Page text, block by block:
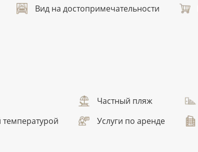
Вид на достопримечательности
Частный пляж
температурой
Услуги по аренде